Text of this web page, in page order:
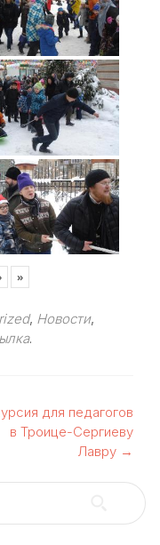
»
, Новости,
.
для педагогов
в Троице-Сергиеву
Лавру →